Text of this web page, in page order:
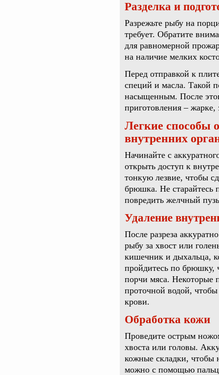
Разделка и
Разрежьте рыбу на
требует. Обратите
для равномерной
на наличие мелких
Перед отправкой к
специй и масла. Такой
насыщенным. После
приготовления –
Легкие способы
внутренних
Начинайте с
открыть доступ к
тонкую лезвие, чтобы
брюшка. Не старайтесь
повредить желчный
Удаление
После разреза
рыбу за хвост или
кишечник и дыхальца,
пройдитесь по брюшку,
порчи мяса. Некоторые
проточной водой, чтобы
крови.
Обработка кожи
Проведите острым
хвоста или головы.
кожные складки, чтобы
можно с помощью